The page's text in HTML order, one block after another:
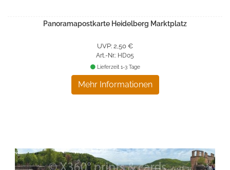
Panoramapostkarte Heidelberg Marktplatz
UVP: 2,50 €
Art.-Nr.: HD05
Mehr Informationen
Lieferzeit 1-3 Tage